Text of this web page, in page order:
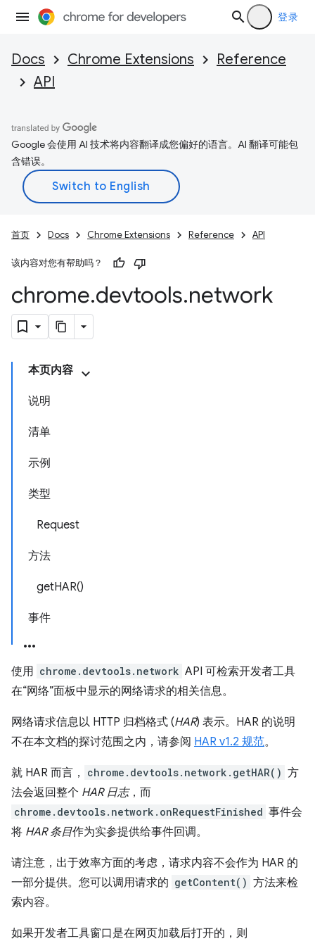
登录
Docs Chrome Extensions
Reference
API
Google 会使用 AI 技术将内容翻译成您偏好的语言。AI 翻译可能包
含错误。
首页 Docs Chrome Extensions Reference API
该内容对您有帮助吗？
chrome.devtools.network
本页内容
说明
清单
示例
类型
Request
方法
getHAR()
事件
使用 chrome.devtools.network API 可检索开发者工具
在“网络”面板中显示的网络请求的相关信息。
网络请求信息以 HTTP 归档格式 (HAR) 表示。HAR 的说明
不在本文档的探讨范围之内，请参阅 HAR v1.2 规范。
就 HAR 而言， chrome.devtools.network.getHAR() 方
法会返回整个 HAR 日志，而
chrome.devtools.network.onRequestFinished 事件会
将 HAR 条目作为实参提供给事件回调。
请注意，出于效率方面的考虑，请求内容不会作为 HAR 的
一部分提供。您可以调用请求的 getContent() 方法来检
索内容。
如果开发者工具窗口是在网页加载后打开的，则